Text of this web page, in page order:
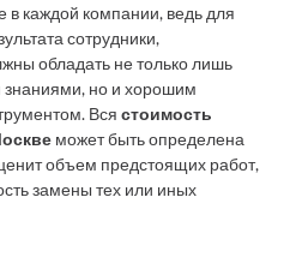
в каждой компании, ведь для
сотрудники,
обладать не только лишь
но и хорошим
Вся стоимость
может быть определена
объем предстоящих работ,
замены тех или иных